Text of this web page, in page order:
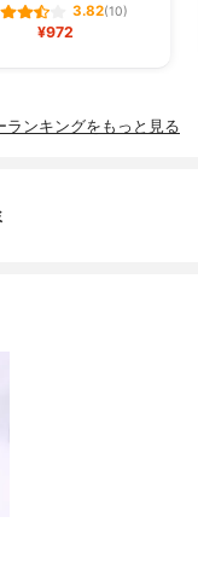
3.82(10)
¥972
ランキングをもっと見る